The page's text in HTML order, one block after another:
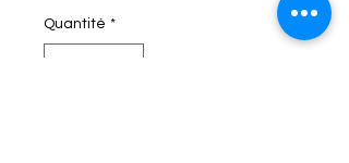
Quantité *